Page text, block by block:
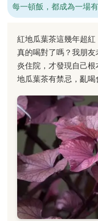
每一頓飯，都成為一場
紅地瓜葉茶這幾年超
真的喝對了嗎？我朋
炎住院，才發現自己
地瓜葉茶有禁忌，亂喝